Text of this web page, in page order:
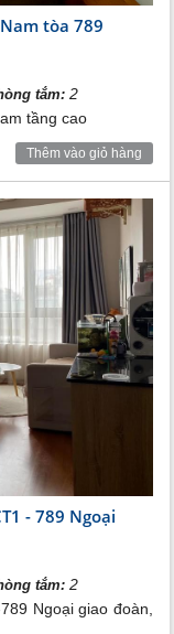
tòa 789
tắm: 2
tầng cao
Thêm vào giỏ hàng
- 789 Ngoại
tắm: 2
Ngoại giao đoàn,